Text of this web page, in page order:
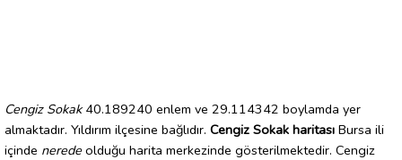
Cengiz Sokak40.189240 enlem ve 29.114342 boylamda yer
almaktadır. Yıldırım ilçesine bağlıdır. Cengiz Sokak haritası Bursa ili
içinde nerede olduğu harita merkezinde gösterilmektedir. Cengiz